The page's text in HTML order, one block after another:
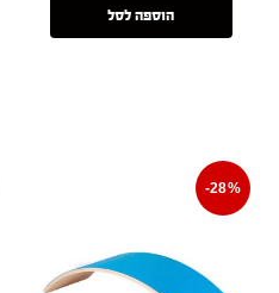
הוספה לסל
-28%